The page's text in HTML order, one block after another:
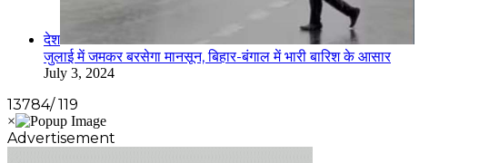
देश
जुलाई में जमकर बरसेगा मानसून, बिहार-बंगाल में भारी बारिश के आसार
July 3, 2024
13784/ 119
Advertisement